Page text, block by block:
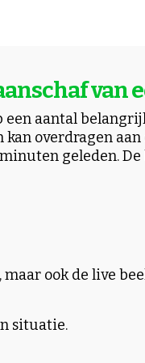
van
een aantal
overdragen
geleden.
ook de live
situatie.